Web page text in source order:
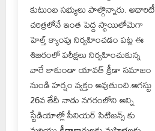
కుటుంబ సభ్యులు పాల్గొన్నారు. అథారిటీ
చరిత్రలోనే ఇంత పెద్ద స్థాయిలోమెగా
హెల్త్ క్యాంపు నిర్వహించడం పట్ల ఈ
శిబిరంలో పరీక్షలు నిర్వహించుకున్న
వారే కాకుండా యావత్ క్రీడా సమాజం
నుండి హర్షం వ్యక్తం అవుతుంది.ఆగస్టు
26వ తేదీ నాడు నగరంలోని అన్ని
స్టేడియాల్లో సీనియర్ సిటిజన్స్ కు